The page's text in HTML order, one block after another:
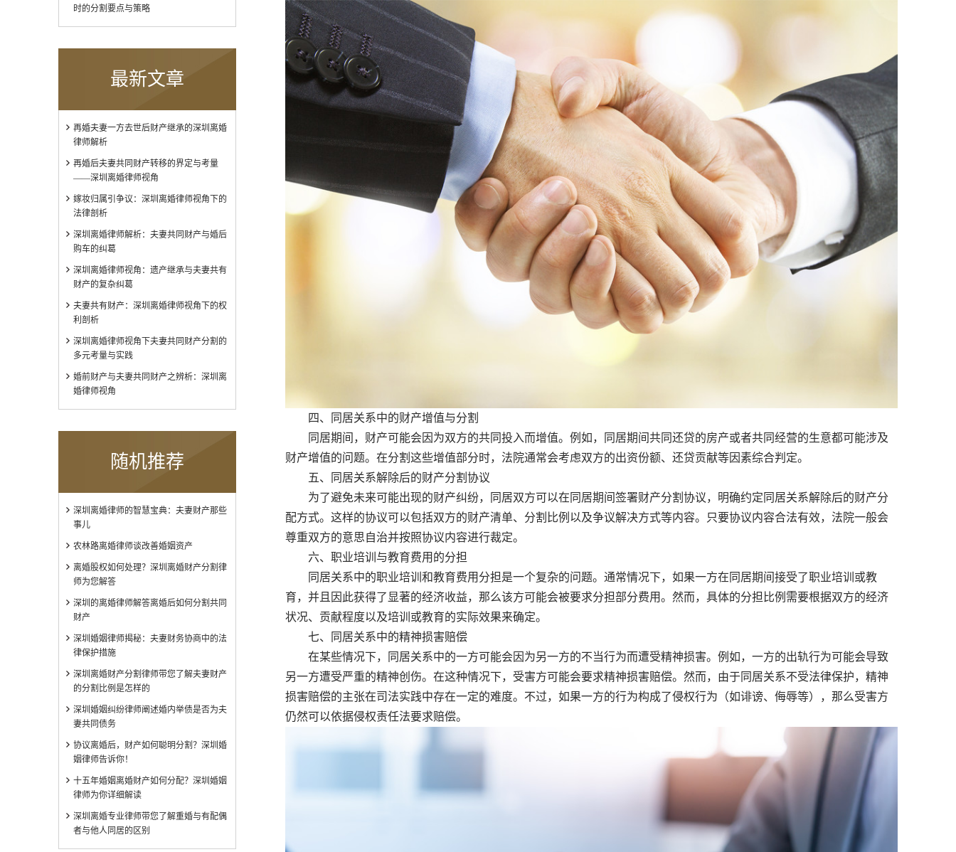
时的分割要点与策略
最新文章
再婚夫妻一方去世后财产继承的深圳离婚
律师解析
再婚后夫妻共同财产转移的界定与考量
——深圳离婚律师视角
嫁妆归属引争议：深圳离婚律师视角下的
法律剖析
深圳离婚律师解析：夫妻共同财产与婚后
购车的纠葛
深圳离婚律师视角：遗产继承与夫妻共有
财产的复杂纠葛
夫妻共有财产：深圳离婚律师视角下的权
利剖析
深圳离婚律师视角下夫妻共同财产分割的
多元考量与实践
婚前财产与夫妻共同财产之辨析：深圳离
婚律师视角
随机推荐
深圳离婚律师的智慧宝典：夫妻财产那些
事儿
农林路离婚律师谈改善婚姻资产
离婚股权如何处理？深圳离婚财产分割律
师为您解答
深圳​的离婚律师解答离婚后如何分割共同
财产
深圳婚姻律师揭秘：夫妻财务协商中的法
律保护措施
深圳离婚财产分割律师带您了解夫妻财产
的分割比例是怎样的
深圳婚姻纠纷律师阐述婚内举债是否为夫
妻共同债务
协议离婚后，财产如何聪明分割？深圳婚
姻律师告诉你！
十五年婚姻离婚财产如何分配？深圳婚姻
律师为你详细解读
深圳离婚专业律师带您了解重婚与有配偶
者与他人同居的区别
四、同居关系中的财产增值与分割
同居期间，财产可能会因为双方的共同投入而增值。例如，同居期间共同还贷的房产或者共同经营的生意都可能涉及
财产增值的问题。在分割这些增值部分时，法院通常会考虑双方的出资份额、还贷贡献等因素综合判定。
五、同居关系解除后的财产分割协议
为了避免未来可能出现的财产纠纷，同居双方可以在同居期间签署财产分割协议，明确约定同居关系解除后的财产分
配方式。这样的协议可以包括双方的财产清单、分割比例以及争议解决方式等内容。只要协议内容合法有效，法院一般会
尊重双方的意思自治并按照协议内容进行裁定。
六、职业培训与教育费用的分担
同居关系中的职业培训和教育费用分担是一个复杂的问题。通常情况下，如果一方在同居期间接受了职业培训或教
育，并且因此获得了显著的经济收益，那么该方可能会被要求分担部分费用。然而，具体的分担比例需要根据双方的经济
状况、贡献程度以及培训或教育的实际效果来确定。
七、同居关系中的精神损害赔偿
在某些情况下，同居关系中的一方可能会因为另一方的不当行为而遭受精神损害。例如，一方的出轨行为可能会导致
另一方遭受严重的精神创伤。在这种情况下，受害方可能会要求精神损害赔偿。然而，由于同居关系不受法律保护，精神
损害赔偿的主张在司法实践中存在一定的难度。不过，如果一方的行为构成了侵权行为（如诽谤、侮辱等），那么受害方
仍然可以依据侵权责任法要求赔偿。